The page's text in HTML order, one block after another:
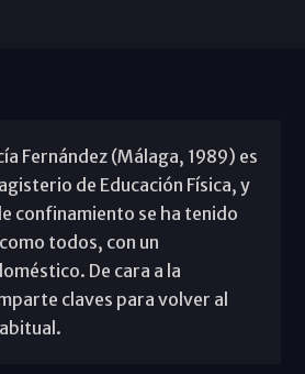
Fernández (Málaga, 1989) es
de Educación Física, y
confinamiento se ha tenido
todos, con un
De cara a la
claves para volver al